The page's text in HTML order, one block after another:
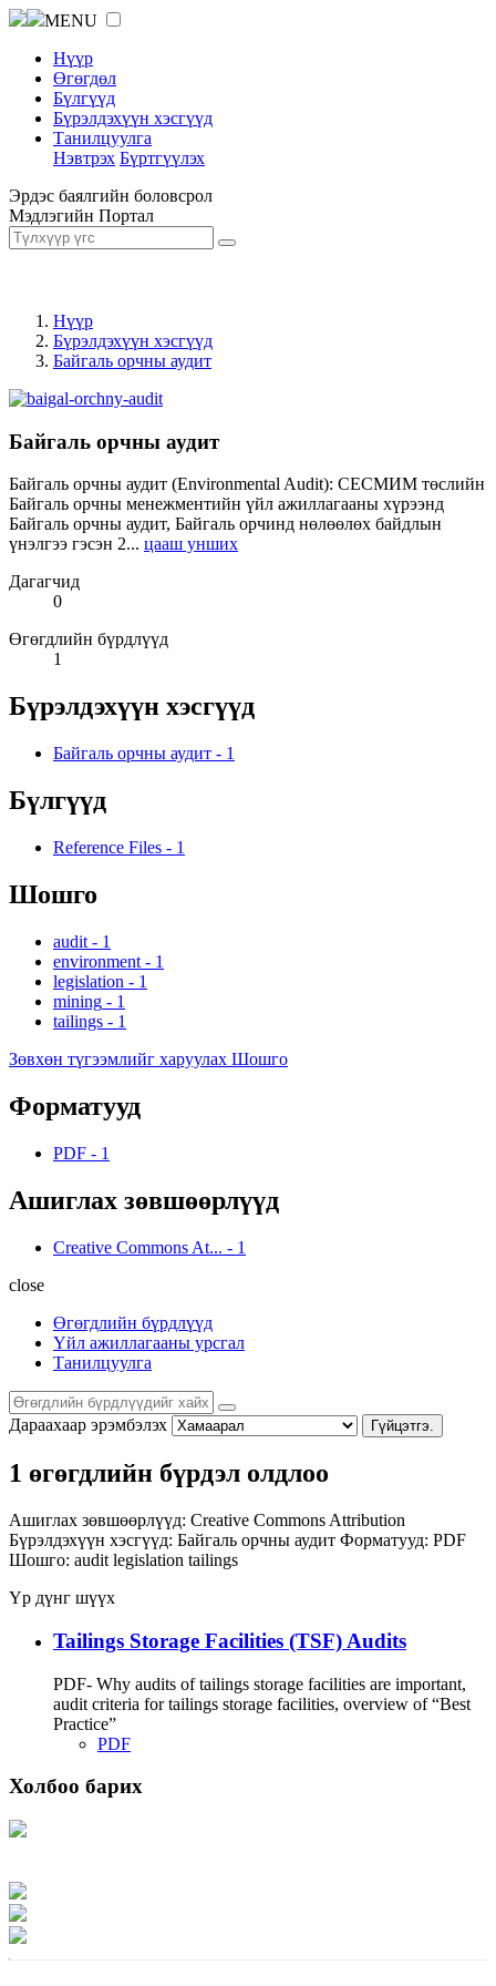
MENU
Нүүр
Өгөгдөл
Бүлгүүд
Бүрэлдэхүүн хэсгүүд
Танилцуулга
Нэвтрэх Бүртгүүлэх
Эрдэс баялгийн боловсрол
Мэдлэгийн Портал
Нүүр
Бүрэлдэхүүн хэсгүүд
Байгаль орчны аудит
Байгаль орчны аудит
Байгаль орчны аудит (Environmental Audit): СЕСМИМ төслийн
Байгаль орчны менежментийн үйл ажиллагааны хүрээнд
Байгаль орчны аудит, Байгаль орчинд нөлөөлөх байдлын
үнэлгээ гэсэн 2... цааш унших
Дагагчид
0
Өгөгдлийн бүрдлүүд
1
Бүрэлдэхүүн хэсгүүд
Байгаль орчны аудит - 1
Бүлгүүд
Reference Files - 1
Шошго
audit - 1
environment - 1
legislation - 1
mining - 1
tailings - 1
Зөвхөн түгээмлийг харуулах Шошго
Форматууд
PDF - 1
Ашиглах зөвшөөрлүүд
Creative Commons At... - 1
close
Өгөгдлийн бүрдлүүд
Үйл ажиллагааны урсгал
Танилцуулга
Дараахаар эрэмбэлэх Гүйцэтгэ.
1 өгөгдлийн бүрдэл олдлоо
Ашиглах зөвшөөрлүүд: Creative Commons Attribution
Бүрэлдэхүүн хэсгүүд: Байгаль орчны аудит Форматууд: PDF
Шошго: audit legislation tailings
Үр дүнг шүүх
Tailings Storage Facilities (TSF) Audits
PDF- Why audits of tailings storage facilities are important,
audit criteria for tailings storage facilities, overview of “Best
Practice”
PDF
Холбоо барих